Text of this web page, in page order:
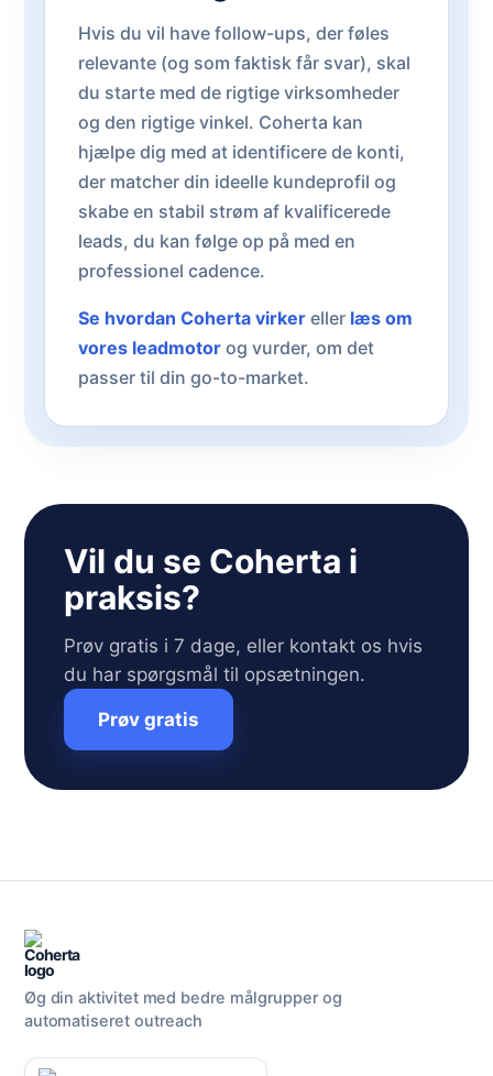
Hvis du vil have follow-ups, der føles
relevante (og som faktisk får svar), skal
du starte med de rigtige virksomheder
og den rigtige vinkel. Coherta kan
hjælpe dig med at identificere de konti,
der matcher din ideelle kundeprofil og
skabe en stabil strøm af kvalificerede
leads, du kan følge op på med en
professionel cadence.
Se hvordan Coherta virker eller læs om
vores leadmotor og vurder, om det
passer til din go-to-market.
Vil du se Coherta i
praksis?
Prøv gratis i 7 dage, eller kontakt os hvis
du har spørgsmål til opsætningen.
Prøv gratis
Øg din aktivitet med bedre målgrupper og
automatiseret outreach